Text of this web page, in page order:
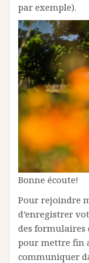
par exemple).
Bonne écoute!
Pour rejoindre
d’enregistrer
des formulaires
pour mettre fin
communiquer